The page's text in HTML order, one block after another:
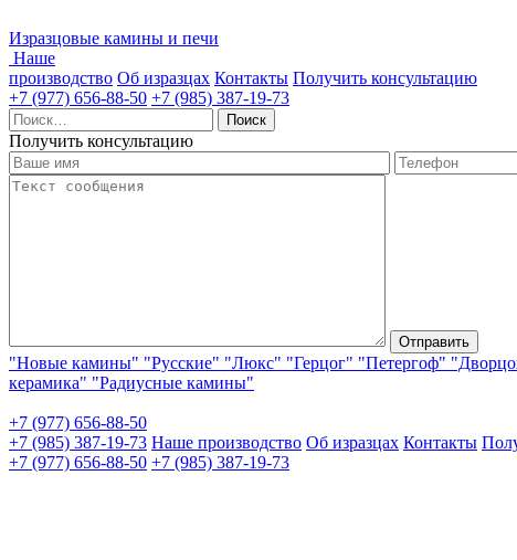
Изразцовые камины и печи
Наше
производство Об изразцах Контакты Получить консультацию
+7 (977) 656-88-50 +7 (985) 387-19-73
Найти:
Получить консультацию
"Новые камины" "Русские" "Люкс" "Герцог" "Петергоф"
керамика" "Радиусные камины"
+7 (977) 656-88-50
+7 (985) 387-19-73 Наше производство Об изразцах Контакты
+7 (977) 656-88-50 +7 (985) 387-19-73